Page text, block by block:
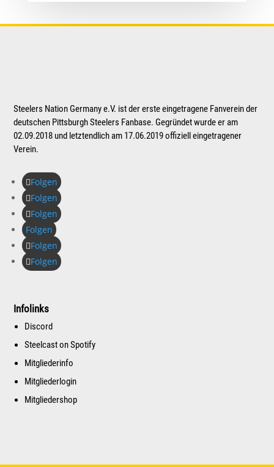
Steelers Nation Germany e.V. ist der erste eingetragene Fanverein der
deutschen Pittsburgh Steelers Fanbase. Gegründet wurde er am
02.09.2018 und letztendlich am 17.06.2019 offiziell eingetragener
Verein.
Folgen
Folgen
Folgen
Folgen
Folgen
Folgen
Infolinks
Discord
Steelcast on Spotify
Mitgliederinfo
Mitgliederlogin
Mitgliedershop